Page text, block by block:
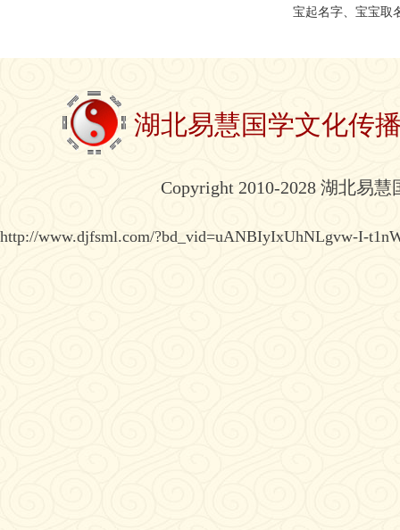
宝起名字、宝宝取
湖北易慧国学文化传
Copyright 2010-2028 湖北易
http://www.djfsml.com/?bd_vid=uANBIyIxUhNLgvw-I-